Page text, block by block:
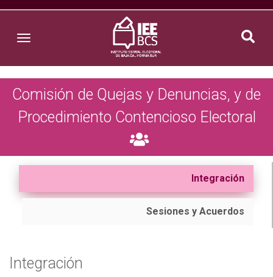
Toggle navigation
Comisión de Quejas y Denuncias, y de
Procedimiento Contencioso Electoral
Integración
Sesiones y Acuerdos
Integración